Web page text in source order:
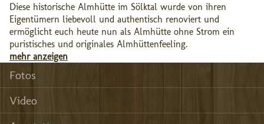
Diese historische Almhütte im Sölktal wurde von ihren
Eigentümern liebevoll und authentisch renoviert und
ermöglicht euch heute nun als Almhütte ohne Strom ein
puristisches und originales Almhüttenfeeling.
mehr anzeigen
Fotos
Video